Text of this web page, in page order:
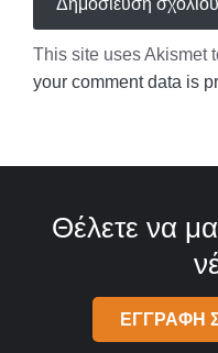
This site uses Akismet
your comment data is
Θέλετε να
ΕΓΓΡΑΦΗ